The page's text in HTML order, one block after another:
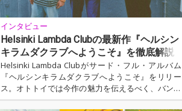
インタビュー
Helsinki Lambda Clubの最新作『ヘルシン
キラムダクラブへようこそ』を徹底解説
Helsinki Lambda Clubがサード・フル・アルバム
『ヘルシンキラムダクラブへようこそ』をリリー
ス。オトトイでは今作の魅力を伝えるべく、バンド
結成10周年の日である2023年7月4日（火）に先行